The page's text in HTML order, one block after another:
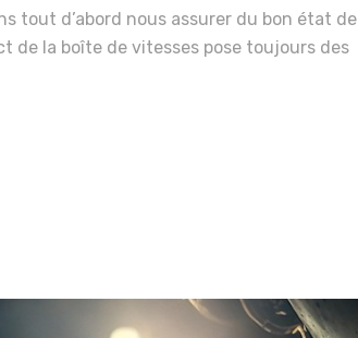
tout d’abord nous assurer du bon état de
de la boîte de vitesses pose toujours des